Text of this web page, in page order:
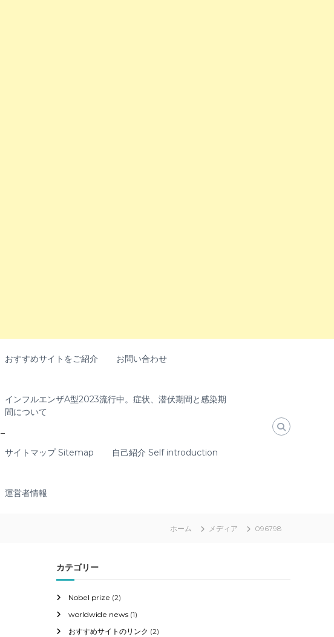
おすすめサイトをご紹介 お問い合わせ
インフルエンザA型2023流行中。症状、潜伏期間と感染期
間について
サイトマップ Sitemap 自己紹介 Self introduction
運営者情報
ホーム メディア 096798
カテゴリー
Nobel prize (2)
worldwide news (1)
おすすめサイトのリンク (2)